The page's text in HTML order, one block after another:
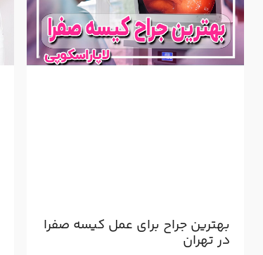
بهترین جراح برای عمل کیسه صفرا
در تهران